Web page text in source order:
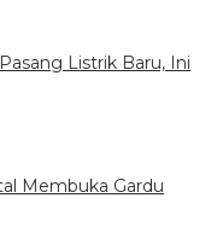
Listrik Baru, Ini
Membuka Gardu